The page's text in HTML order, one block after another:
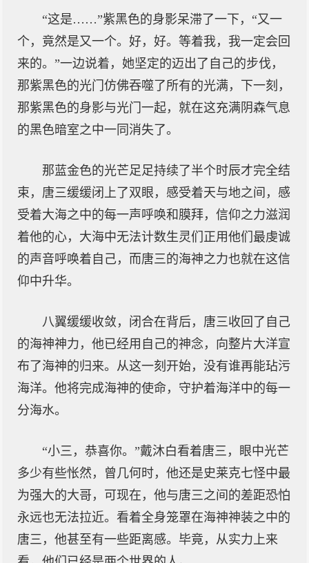
“这是……”紫黑色的身影呆滞了一下，“又一
个，竟然是又一个。好，好。等着我，我一定会回
来的。”一边说着，她坚定的迈出了自己的步伐，
那紫黑色的光门仿佛吞噬了所有的光满，下一刻，
那紫黑色的身影与光门一起，就在这充满阴森气息
的黑色暗室之中一同消失了。
那蓝金色的光芒足足持续了半个时辰才完全结
束，唐三缓缓闭上了双眼，感受着天与地之间，感
受着大海之中的每一声呼唤和膜拜，信仰之力滋润
着他的心，大海中无法计数生灵们正用他们最虔诚
的声音呼唤着自己，而唐三的海神之力也就在这信
仰中升华。
八翼缓缓收敛，闭合在背后，唐三收回了自己
的海神神力，他已经用自己的神念，向整片大洋宣
布了海神的归来。从这一刻开始，没有谁再能玷污
海洋。他将完成海神的使命，守护着海洋中的每一
分海水。
“小三，恭喜你。”戴沐白看着唐三，眼中光芒
多少有些怅然，曾几何时，他还是史莱克七怪中最
为强大的大哥，可现在，他与唐三之间的差距恐怕
永远也无法拉近。看着全身笼罩在海神神装之中的
唐三，他甚至有一些距离感。毕竟，从实力上来